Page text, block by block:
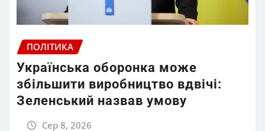
ПОЛІТИКА
Українська оборонка може
збільшити виробництво вдвічі:
Зеленський назвав умову
Сер 8, 2026